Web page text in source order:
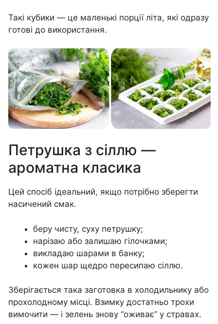
Такі кубики — це маленькі порції літа, які одразу
готові до використання.
Петрушка з сіллю —
ароматна класика
Цей спосіб ідеальний, якщо потрібно зберегти
насичений смак.
беру чисту, суху петрушку;
нарізаю або залишаю гілочками;
викладаю шарами в банку;
кожен шар щедро пересипаю сіллю.
Зберігається така заготовка в холодильнику або
прохолодному місці. Взимку достатньо трохи
вимочити — і зелень знову “оживає” у стравах.